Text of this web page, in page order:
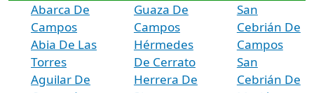
Abarca De
Campos
Abia De Las
Torres
Aguilar De
Guaza De
Campos
Hérmedes
De Cerrato
Herrera De
San
Cebrián De
Campos
San
Cebrián De